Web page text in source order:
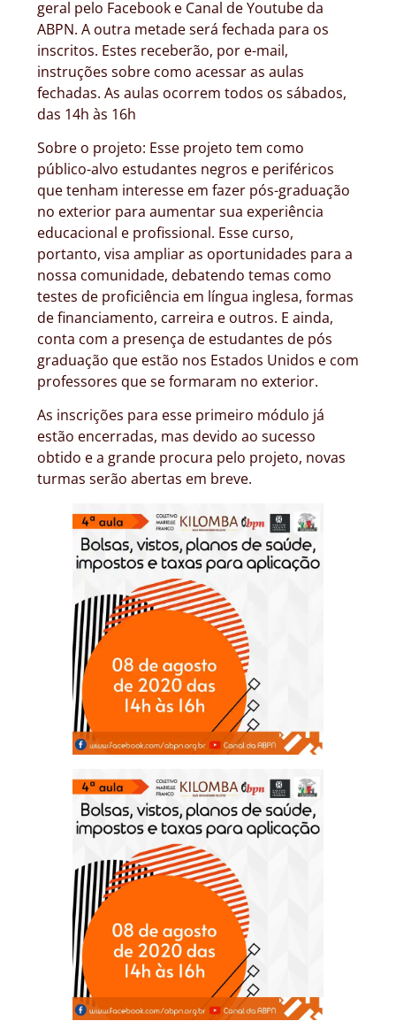
geral pelo Facebook e Canal de Youtube da
ABPN. A outra metade será fechada para os
inscritos. Estes receberão, por e-mail,
instruções sobre como acessar as aulas
fechadas. As aulas ocorrem todos os sábados,
das 14h às 16h
Sobre o projeto: Esse projeto tem como
público-alvo estudantes negros e periféricos
que tenham interesse em fazer pós-graduação
no exterior para aumentar sua experiência
educacional e profissional. Esse curso,
portanto, visa ampliar as oportunidades para a
nossa comunidade, debatendo temas como
testes de proficiência em língua inglesa, formas
de financiamento, carreira e outros. E ainda,
conta com a presença de estudantes de pós
graduação que estão nos Estados Unidos e com
professores que se formaram no exterior.
As inscrições para esse primeiro módulo já
estão encerradas, mas devido ao sucesso
obtido e a grande procura pelo projeto, novas
turmas serão abertas em breve.